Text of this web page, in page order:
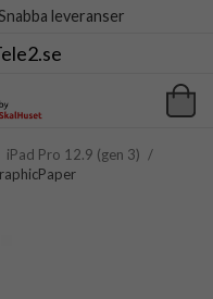
leveranser
iPad Pro 12.9 (gen 3) /